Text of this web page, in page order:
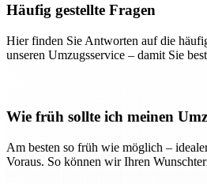
Häufig gestellte Fragen
Hier finden Sie Antworten auf die
unseren Umzugsservice – damit Sie
Wie früh sollte ich meinen
Am besten so früh wie möglich –
Voraus. So können wir Ihren